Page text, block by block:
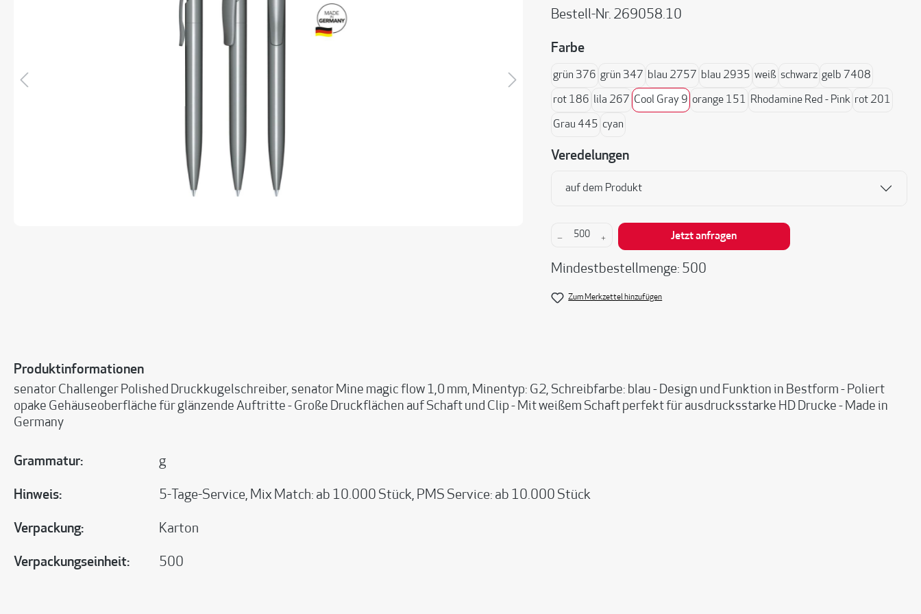
Bestell-Nr. 269058.10
Farbeauswählen
grün 376 grün 347 blau 2757 blau 2935 weiß schwarz gelb 7408
rot 186 lila 267 Cool Gray 9 orange 151 Rhodamine Red - Pink rot 201
Grau 445 cyan
Veredelungen
auf dem Produkt
Produkt Anzahl: Gib den gewünschten Wert ein oder
Jetzt anfragen
Mindestbestellmenge: 500
Zum Merkzettel hinzufügen
Produktinformationen
senator Challenger Polished Druckkugelschreiber, senator Mine magic flow 1,0 mm, Minentyp: G2, Schreibfarbe: blau - Design und Funktion in Bestform - Poliert
opake Gehäuseoberfläche für glänzende Auftritte - Große Druckflächen auf Schaft und Clip - Mit weißem Schaft perfekt für ausdrucksstarke HD Drucke - Made in
Germany
Grammatur: g
Hinweis: 5-Tage-Service, Mix Match: ab 10.000 Stück, PMS Service: ab 10.000 Stück
Verpackung: Karton
Verpackungseinheit: 500